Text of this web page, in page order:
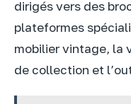
dirigés vers des
plateformes
mobilier vintage, la
de collection et